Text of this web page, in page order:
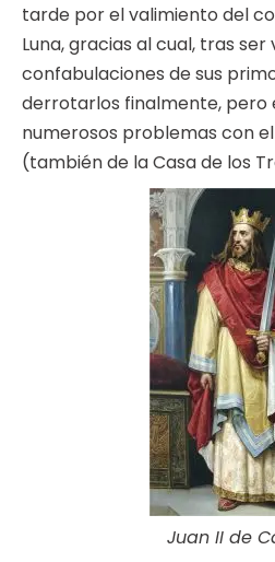
tarde por el valimiento del
Luna, gracias al cual, tras
confabulaciones de sus
derrotarlos finalmente, pero
numerosos problemas con
(también de la Casa de los
Juan II de